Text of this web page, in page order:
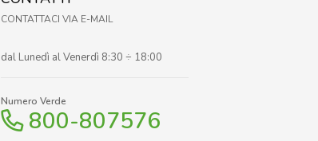
CONTATTACI VIA E-MAIL
dal Lunedì al Venerdì 8:30 ÷ 18:00
Numero Verde
800-807576